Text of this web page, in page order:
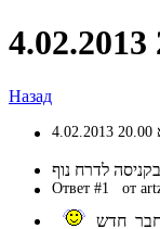
Назад
לדרח נוף
Ответ #1 от